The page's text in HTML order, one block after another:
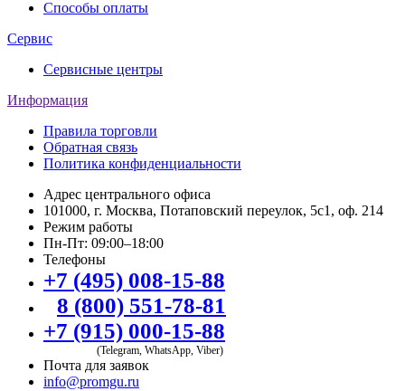
Способы оплаты
Сервис
Сервисные центры
Информация
Правила торговли
Обратная связь
Политика конфиденциальности
Адрес центрального офиса
101000, г. Москва, Потаповский переулок, 5с1, оф. 214
Режим работы
Пн-Пт: 09:00–18:00
Телефоны
+7 (495) 008-15-88
8 (800) 551-78-81
+7 (915) 000-15-88
(Telegram, WhatsApp, Viber)
Почта для заявок
info@promgu.ru